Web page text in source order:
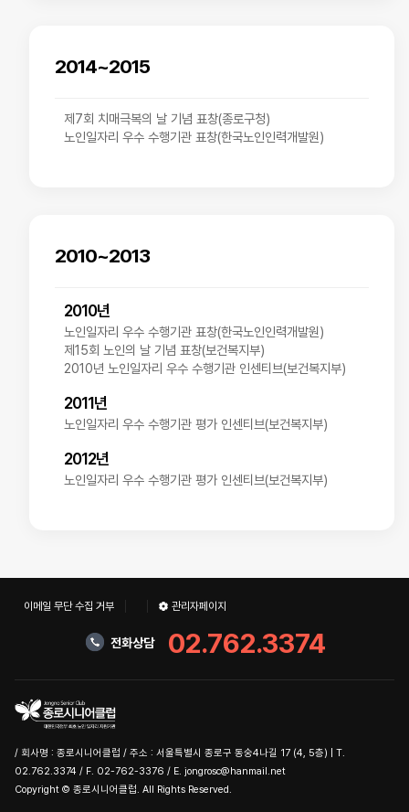
2014~2015
제7회 치매극복의 날 기념 표창(종로구청)
노인일자리 우수 수행기관 표창(한국노인인력개발원)
2010~2013
2010년
노인일자리 우수 수행기관 표창(한국노인인력개발원)
제15회 노인의 날 기념 표창(보건복지부)
2010년 노인일자리 우수 수행기관 인센티브(보건복지부)
2011년
노인일자리 우수 수행기관 평가 인센티브(보건복지부)
2012년
노인일자리 우수 수행기관 평가 인센티브(보건복지부)
이메일 무단 수집 거부 관리자페이지
전화상담 02.762.3374
/ 회사명 : 종로시니어클럽 / 주소 : 서울특별시 종로구 동숭4나길 17 (4, 5층) | T.
02.762.3374 / F. 02-762-3376 / E. jongrosc@hanmail.net
Copyright © 종로시니어클럽. All Rights Reserved.